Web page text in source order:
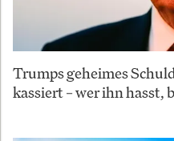
Trumps geheimes
kassiert – wer ihn hasst,